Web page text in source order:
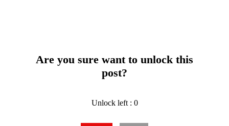
Are you sure want to unlock this
post?
Unlock left : 0